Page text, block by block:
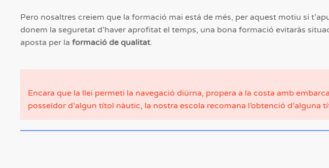
Pero nosaltres creiem que la formació mai está de més, per aquest motiu sí
donem la seguretat d’haver aprofitat el temps, una bona formació evitaràs
aposta per la formació de qualitat.
Encara que la llei permeti la navegació diürna, propera a la costa amb
posseïdor d’algun títol nàutic, la nostra escola recomana l’obtenció